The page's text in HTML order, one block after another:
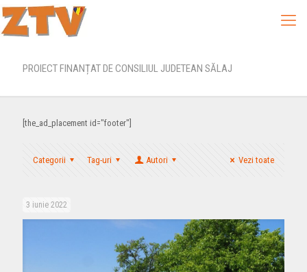
PROIECT FINANȚAT DE CONSILIUL JUDETEAN SĂLAJ
[the_ad_placement id="footer"]
Categorii Tag-uri Autori Vezi toate
3 iunie 2022